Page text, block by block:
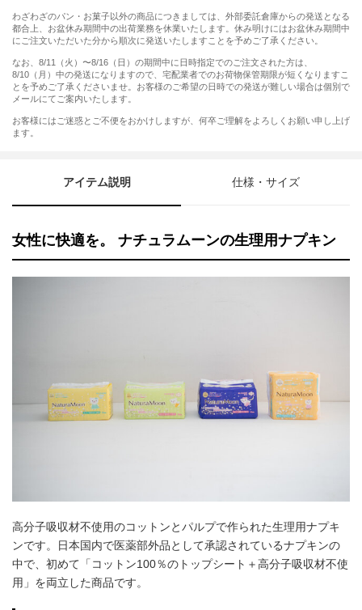
わざわざのパン・お菓子以外の商品につきましては、外部委託倉庫からの発送となる
都合上、お盆休み期間中の出荷業務を休業いたします。休み明けにはお盆休み期間中
にご注文いただいた分から順次に発送いたしますことを予めご了承ください。
なお、8/11（火）〜8/16（日）の期間中に日時指定でのご注文された方は、
8/10（月）中の発送になりますので、宅配業者でのお荷物保管期限が短くなりますこ
とを予めご了承くださいませ。お客様のご希望の日時での発送が難しい場合は個別で
メールにてご案内いたします。
お客様にはご迷惑とご不便をおかけしますが、何卒ご理解をよろしくお願い申し上げ
ます。
アイテム説明 仕様・サイズ
女性に快適を。 ナチュラムーンの生理用ナプキン
高分子吸収材不使用のコットンとパルプで作られた生理用ナプキ
ンです。日本国内で医薬部外品として承認されているナプキンの
中で、初めて「コットン100％のトップシート＋高分子吸収材不使
用」を両立した商品です。